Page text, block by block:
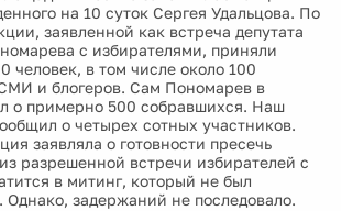
на 10 суток Сергея Удальцова. По
заявленной как встреча депутата
с избирателями, приняли
человек, в том числе около 100
и блогеров. Сам Пономарев в
о примерно 500 собравшихся. Наш
о четырех сотных участников.
заявляла о готовности пресечь
разрешенной встречи избирателей с
в митинг, который не был
задержаний не последовало.